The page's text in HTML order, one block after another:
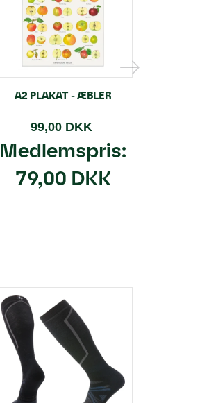
A2 PLAKAT - ÆBLER
99,00 DKK
Medlemspris:
79,00 DKK